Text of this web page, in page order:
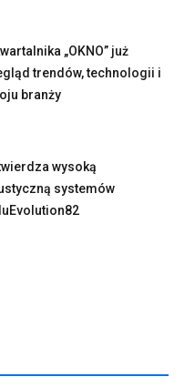
„OKNO” już
trendów, technologii i
branży
wysoką
systemów